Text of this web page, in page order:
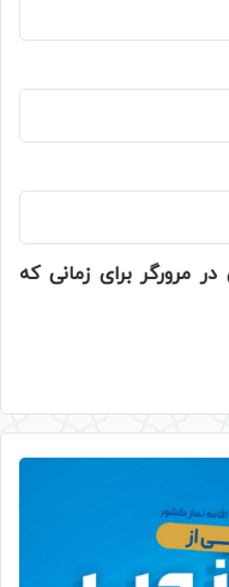
مرورگر برای زمانی که